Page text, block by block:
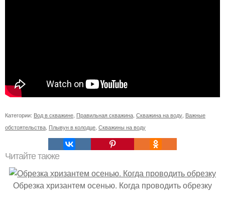
Категории: Вод в скважине Правильная скважина Скважина на воду Важные
обстоятельства Плывун в колодце Скважины на воду
Читайте также
Обрезка хризантем осенью. Когда проводить обрезку